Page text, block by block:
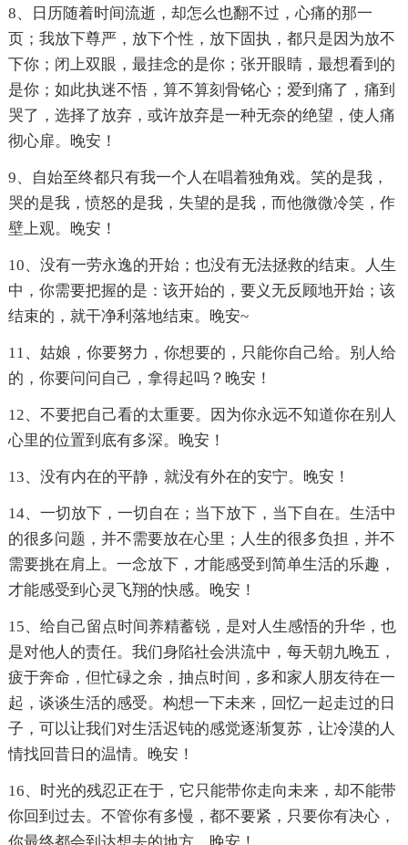
8、日历随着时间流逝，却怎么也翻不过，心痛的那一
页；我放下尊严，放下个性，放下固执，都只是因为放不
下你；闭上双眼，最挂念的是你；张开眼睛，最想看到的
是你；如此执迷不悟，算不算刻骨铭心；爱到痛了，痛到
哭了，选择了放弃，或许放弃是一种无奈的绝望，使人痛
彻心扉。晚安！
9、自始至终都只有我一个人在唱着独角戏。笑的是我，
哭的是我，愤怒的是我，失望的是我，而他微微冷笑，作
壁上观。晚安！
10、没有一劳永逸的开始；也没有无法拯救的结束。人生
中，你需要把握的是：该开始的，要义无反顾地开始；该
结束的，就干净利落地结束。晚安~
11、姑娘，你要努力，你想要的，只能你自己给。别人给
的，你要问问自己，拿得起吗？晚安！
12、不要把自己看的太重要。因为你永远不知道你在别人
心里的位置到底有多深。晚安！
13、没有内在的平静，就没有外在的安宁。晚安！
14、一切放下，一切自在；当下放下，当下自在。生活中
的很多问题，并不需要放在心里；人生的很多负担，并不
需要挑在肩上。一念放下，才能感受到简单生活的乐趣，
才能感受到心灵飞翔的快感。晚安！
15、给自己留点时间养精蓄锐，是对人生感悟的升华，也
是对他人的责任。我们身陷社会洪流中，每天朝九晚五，
疲于奔命，但忙碌之余，抽点时间，多和家人朋友待在一
起，谈谈生活的感受。构想一下未来，回忆一起走过的日
子，可以让我们对生活迟钝的感觉逐渐复苏，让冷漠的人
情找回昔日的温情。晚安！
16、时光的残忍正在于，它只能带你走向未来，却不能带
你回到过去。不管你有多慢，都不要紧，只要你有决心，